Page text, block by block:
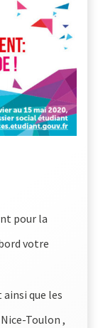
pour la
votre
que les
Toulon ,